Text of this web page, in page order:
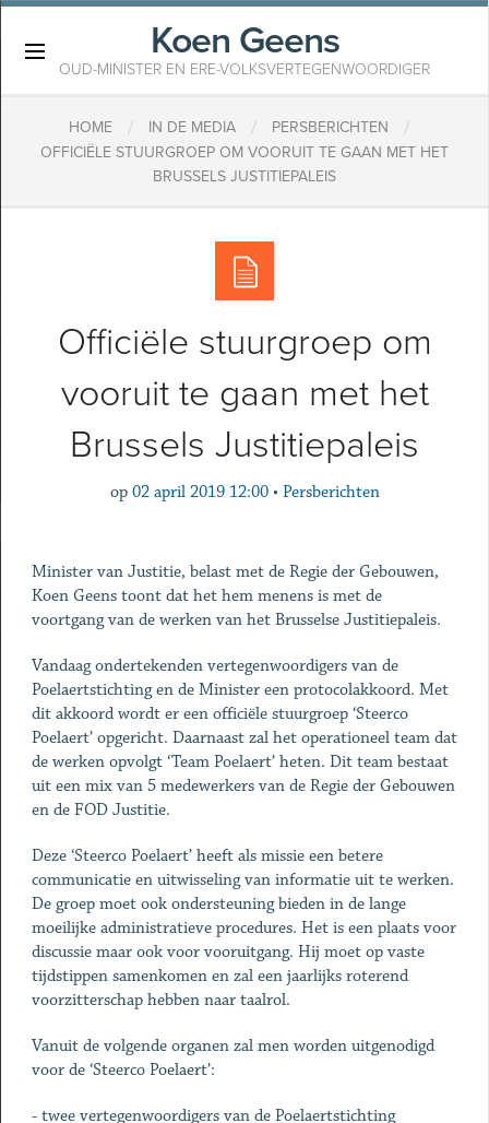
Koen Geens
OUD-MINISTER EN ERE-VOLKSVERTEGENWOORDIGER
HOME / IN DE MEDIA / PERSBERICHTEN /
OFFICIËLE STUURGROEP OM VOORUIT TE GAAN MET HET
BRUSSELS JUSTITIEPALEIS
Officiële stuurgroep om
vooruit te gaan met het
Brussels Justitiepaleis
op 02 april 2019 12:00 • Persberichten
Minister van Justitie, belast met de Regie der Gebouwen,
Koen Geens toont dat het hem menens is met de
voortgang van de werken van het Brusselse Justitiepaleis.
Vandaag ondertekenden vertegenwoordigers van de
Poelaertstichting en de Minister een protocolakkoord. Met
dit akkoord wordt er een officiële stuurgroep ‘Steerco
Poelaert’ opgericht. Daarnaast zal het operationeel team dat
de werken opvolgt ‘Team Poelaert’ heten. Dit team bestaat
uit een mix van 5 medewerkers van de Regie der Gebouwen
en de FOD Justitie.
Deze ‘Steerco Poelaert’ heeft als missie een betere
communicatie en uitwisseling van informatie uit te werken.
De groep moet ook ondersteuning bieden in de lange
moeilijke administratieve procedures. Het is een plaats voor
discussie maar ook voor vooruitgang. Hij moet op vaste
tijdstippen samenkomen en zal een jaarlijks roterend
voorzitterschap hebben naar taalrol.
Vanuit de volgende organen zal men worden uitgenodigd
voor de ‘Steerco Poelaert’:
- twee vertegenwoordigers van de Poelaertstichting